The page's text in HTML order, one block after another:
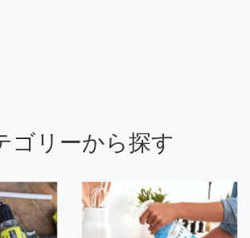
ゴリーから探す